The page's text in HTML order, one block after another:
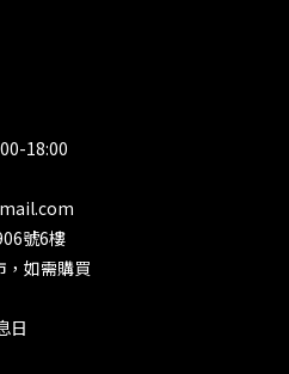
18:00
號6樓
，如需購買
日